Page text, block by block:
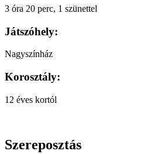
3 óra 20 perc, 1 szünettel
Játszóhely:
Nagyszínház
Korosztály:
12 éves kortól
Szereposztás